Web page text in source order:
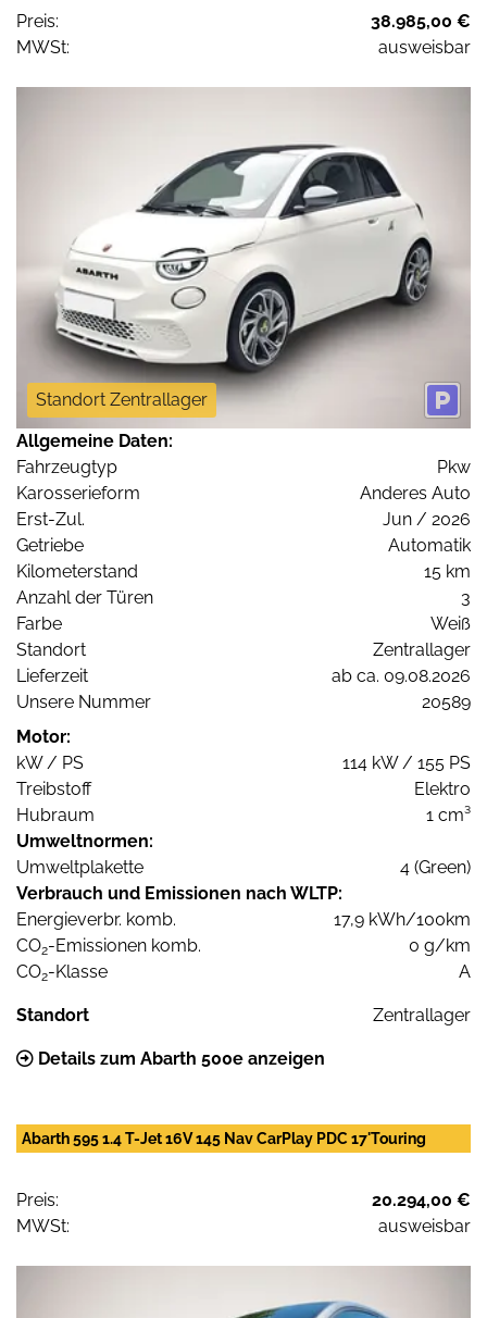
Preis:
38.985,00 €
MWSt:
ausweisbar
Standort Zentrallager
Allgemeine Daten:
Fahrzeugtyp
Pkw
Karosserieform
Anderes Auto
Erst-Zul.
Jun / 2026
Getriebe
Automatik
Kilometerstand
15 km
Anzahl der Türen
3
Farbe
Weiß
Standort
Zentrallager
Lieferzeit
ab ca. 09.08.2026
Unsere Nummer
20589
Motor:
kW / PS
114 kW / 155 PS
Treibstoff
Elektro
Hubraum
1 cm³
Umweltnormen:
Umweltplakette
4 (Green)
Verbrauch und Emissionen nach WLTP:
Energieverbr. komb.
17,9 kWh/100km
CO2-Emissionen komb.
0 g/km
CO2-Klasse A
Standort Zentrallager
Details zum Abarth 500e anzeigen
Abarth 595 1.4 T-Jet 16V 145 Nav CarPlay PDC 17'Touring
Preis:
20.294,00 €
MWSt:
ausweisbar